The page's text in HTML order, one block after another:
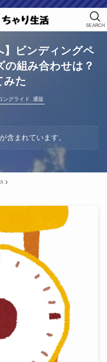
SEARCH
】ビンディングペ
の組み合わせは？
みた
ングライド 通販
含まれています。